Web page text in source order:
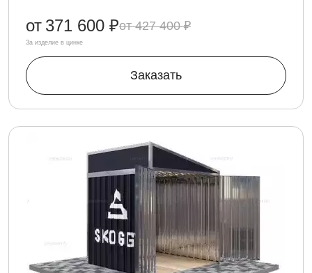
427 400 ₽
от 371 600 ₽
За изделие в цинке
Заказать